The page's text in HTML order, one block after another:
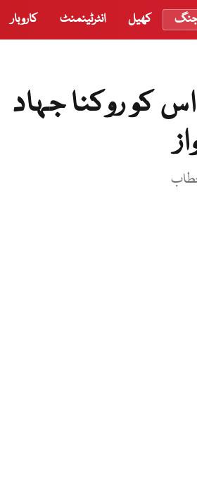
جنگ کھیل انٹرٹینمنٹ کاروبار
کو روکنا جہاد